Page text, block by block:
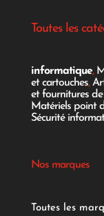
Toutes les
informatique,
et cartouches,
et fournitures
Matériels point
Sécurité
Nos marques
Toutes les